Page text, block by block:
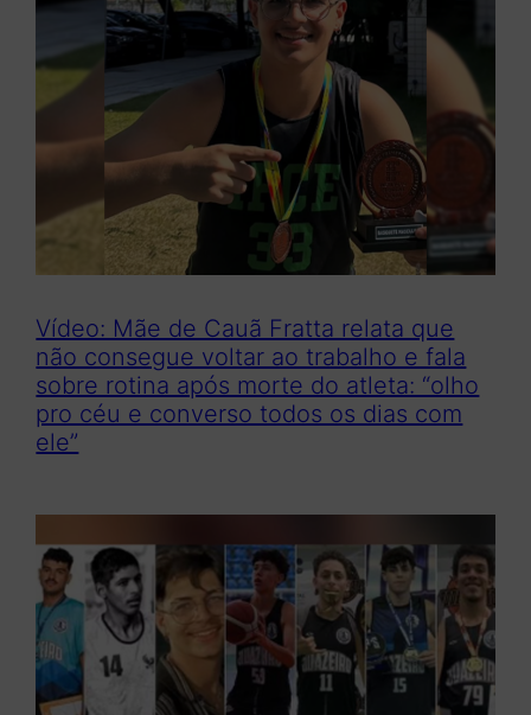
Vídeo: Mãe de Cauã Fratta relata que
não consegue voltar ao trabalho e fala
sobre rotina após morte do atleta: “olho
pro céu e converso todos os dias com
ele”